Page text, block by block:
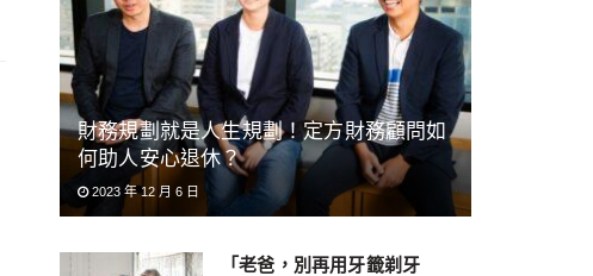
財務規劃就是人生規劃！定方財務顧問如
何助人安心退休？
2023 年 12 月 6 日
「老爸，別再用牙籤剃牙